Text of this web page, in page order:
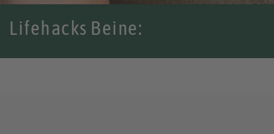
Lifehacks Beine: